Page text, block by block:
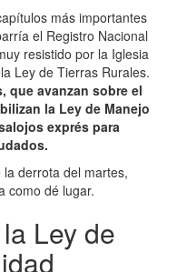
más importantes
el Registro Nacional
resistido por la Iglesia
Ley de Tierras Rurales.
que avanzan sobre el
la Ley de Manejo
exprés para
derrota del martes,
como dé lugar.
Ley de